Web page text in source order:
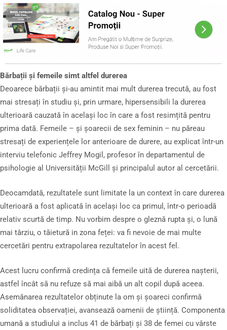
Bărbații și femeile simt altfel durerea
Deoarece bărbații și-au amintit mai mult durerea trecută, au fost
mai stresați în studiu și, prin urmare, hipersensibili la durerea
ulterioară cauzată în același loc în care a fost resimțită pentru
prima dată. Femeile – și șoarecii de sex feminin – nu păreau
stresați de experiențele lor anterioare de durere, au explicat într-un
interviu telefonic Jeffrey Mogil, profesor în departamentul de
psihologie al Universității McGill și principalul autor al cercetării.
Deocamdată, rezultatele sunt limitate la un context în care durerea
ulterioară a fost aplicată în același loc ca primul, într-o perioadă
relativ scurtă de timp. Nu vorbim despre o gleznă rupta și, o lună
mai târziu, o tăietură in zona feței: va fi nevoie de mai multe
cercetări pentru extrapolarea rezultatelor în acest fel.
Acest lucru confirmă credința că femeile uită de durerea nașterii,
astfel încât să nu refuze să mai aibă un alt copil după aceea.
Asemănarea rezultatelor obținute la om și șoareci confirmă
soliditatea observației, avansează oamenii de știință. Componenta
umană a studiului a inclus 41 de bărbați și 38 de femei cu vârste